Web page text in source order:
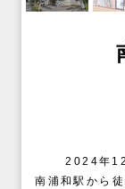
2024年12
南浦和駅から